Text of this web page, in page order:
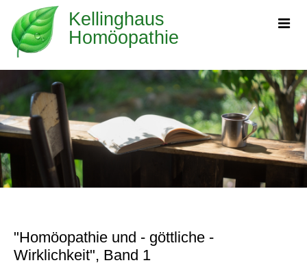
Kellinghaus
Homöopathie
"Homöopathie und - göttliche -
Wirklichkeit", Band 1